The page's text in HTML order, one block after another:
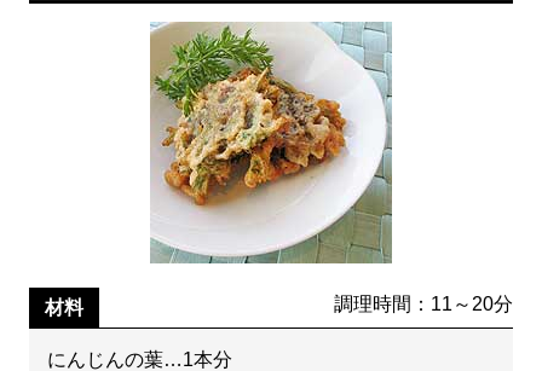
材料 調理時間：11～20分
にんじんの葉…1本分